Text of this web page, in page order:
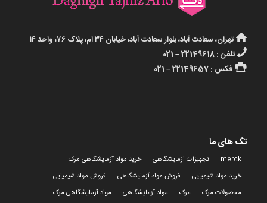
تهران، سعادت آباد، بلوار سعادت آباد، خیابان ۳۴ ام، پلاک ۷۶، واحد ۱۴
تلفن : 22149618 – 021
فکس : 22149657 – 021
تگ های ما
merck تجهیزات ازمایشگاهی
خرید مواد آزمایشگاهی مرک
خرید مواد شیمیایی
فروش مواد آزمایشگاهی
فروش مواد شیمیایی
محصولات مرک
مرک مواد آزمایشگاهی
مواد آزمایشگاهی مرک